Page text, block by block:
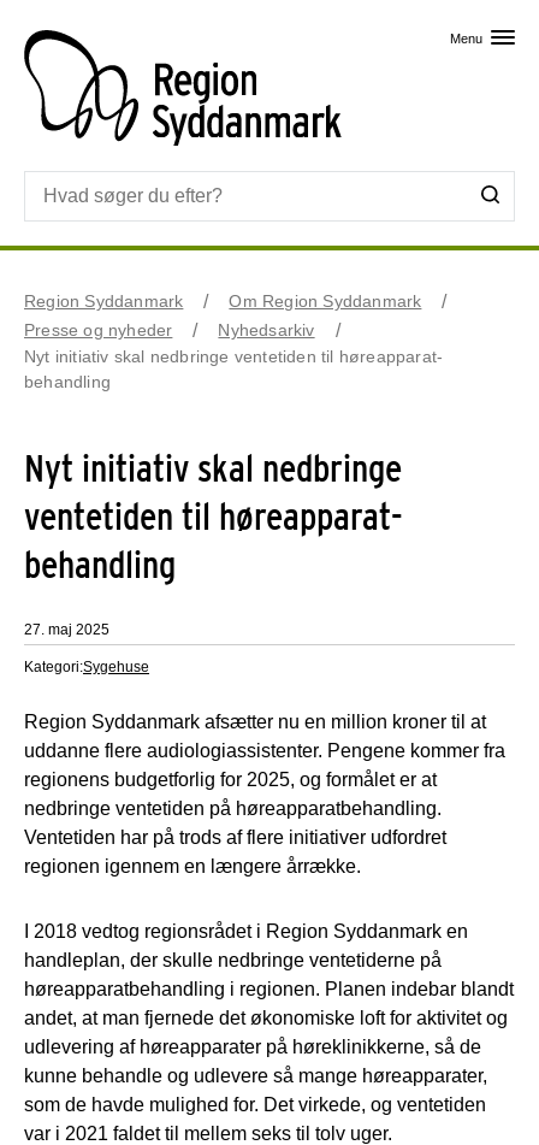
Menu
Region Syddanmark
Om Region Syddanmark
Presse og nyheder
Nyhedsarkiv
Nyt initiativ skal nedbringe ventetiden til høreapparat-
behandling
Nyt initiativ skal nedbringe
ventetiden til høreapparat-
behandling
27. maj 2025
Kategori:Sygehuse
Region Syddanmark afsætter nu en million kroner til at
uddanne flere audiologiassistenter. Pengene kommer fra
regionens budgetforlig for 2025, og formålet er at
nedbringe ventetiden på høreapparatbehandling.
Ventetiden har på trods af flere initiativer udfordret
regionen igennem en længere årrække.
I 2018 vedtog regionsrådet i Region Syddanmark en
handleplan, der skulle nedbringe ventetiderne på
høreapparatbehandling i regionen. Planen indebar blandt
andet, at man fjernede det økonomiske loft for aktivitet og
udlevering af høreapparater på høreklinikkerne, så de
kunne behandle og udlevere så mange høreapparater,
som de havde mulighed for. Det virkede, og ventetiden
var i 2021 faldet til mellem seks til tolv uger.